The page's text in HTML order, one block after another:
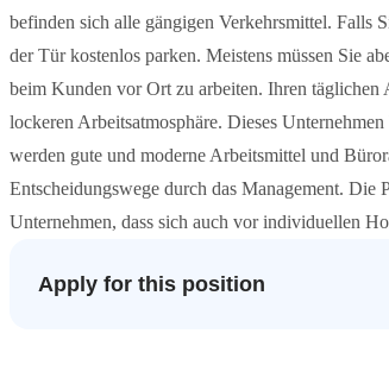
befinden sich alle gängigen Verkehrsmittel. Falls
der Tür kostenlos parken. Meistens müssen Sie
beim Kunden vor Ort zu arbeiten. Ihren täglichen
lockeren Arbeitsatmosphäre. Dieses
werden gute und moderne Arbeitsmittel und
Entscheidungswege durch das Management.
Unternehmen, dass sich auch vor individuellen
Apply for this position